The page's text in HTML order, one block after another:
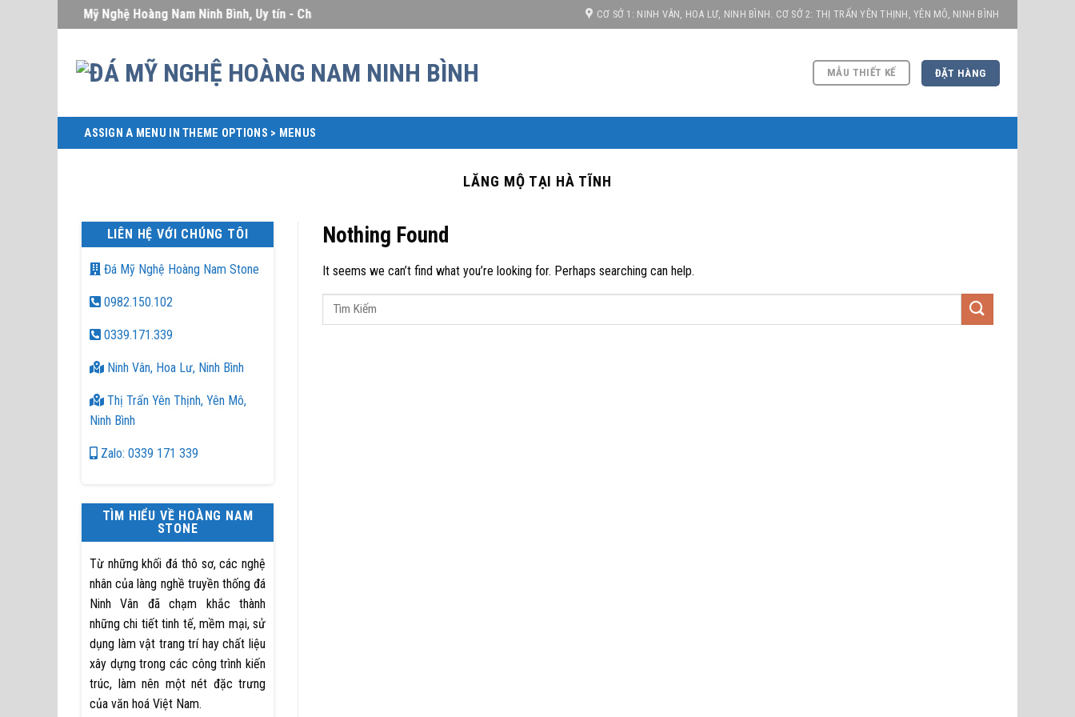
to
Đá Mỹ Nghệ Hoàng Nam Ninh Bình, Uy tín - Chất lượng - Giá cạnh tranh! CƠ SỞ 1: NINH VÂN, HOA LƯ, NINH BÌNH. CƠ SỞ 2: THỊ TRẤN YÊN THỊNH, YÊN MÔ, NINH BÌNH
MẪU THIẾT KẾ ĐẶT HÀNG
ASSIGN A MENU IN THEME OPTIONS > MENUS
LĂNG MỘ TẠI HÀ TĨNH
LIÊN HỆ VỚI CHÚNG TÔI
Đá Mỹ Nghệ Hoàng Nam Stone
0982.150.102
0339.171.339
Ninh Vân, Hoa Lư, Ninh Bình
Thị Trấn Yên Thịnh, Yên Mô,
Ninh Bình
Zalo: 0339 171 339
TÌM HIỂU VỀ HOÀNG NAM
STONE
Từ những khối đá thô sơ, các nghệ
nhân của làng nghề truyền thống đá
Ninh Vân đã chạm khắc thành
những chi tiết tinh tế, mềm mại, sử
dụng làm vật trang trí hay chất liệu
xây dựng trong các công trình kiến
trúc, làm nên một nét đặc trưng
của văn hoá Việt Nam.
Nothing Found
It seems we can’t find what you’re looking for. Perhaps searching can help.